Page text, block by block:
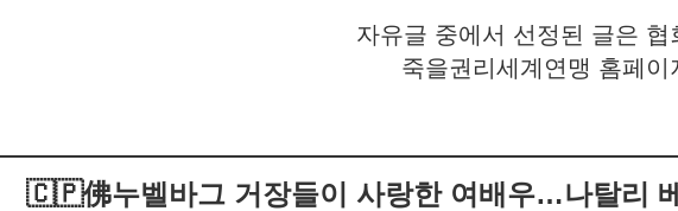
자유글 중에서 선정된 글은
죽을권리세계연맹 홈페
🇨🇵佛누벨바그 거장들이 사랑한 여배우…나탈리